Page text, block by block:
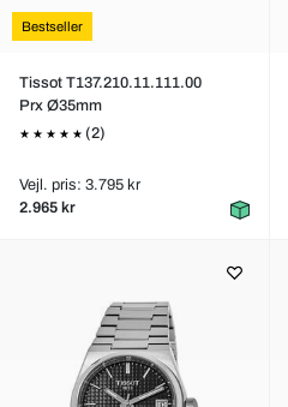
Bestseller
Tissot T137.210.11.111.00
Prx Ø35mm
(2)
Vejl. pris: 3.795 kr
2.965 kr